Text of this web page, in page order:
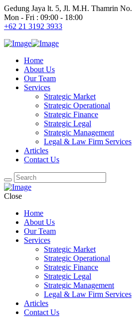
Gedung Jaya lt. 5, Jl. M.H. Thamrin No.
Mon - Fri : 09:00 - 18:00
+62 21 3192 3933
Home
About Us
Our Team
Services
Strategic Market
Strategic Operational
Strategic Finance
Strategic Legal
Strategic Management
Legal & Law Firm Services
Articles
Contact Us
Close
Home
About Us
Our Team
Services
Strategic Market
Strategic Operational
Strategic Finance
Strategic Legal
Strategic Management
Legal & Law Firm Services
Articles
Contact Us